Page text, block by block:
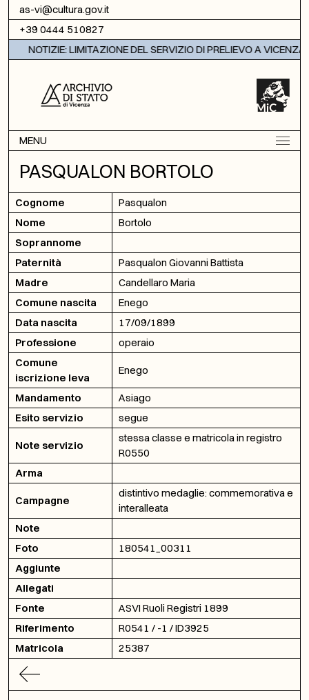
Vai al contenuto
as-vi@cultura.gov.it
+39 0444 510827
NOTIZIE: LIMITAZIONE DEL SERVIZIO DI PRELIEVO A VICENZA
MENU
PASQUALON BORTOLO
Cognome
Pasqualon
Nome
Bortolo
Soprannome
Paternità
Pasqualon Giovanni Battista
Madre
Candellaro Maria
Comune nascita
Enego
Data nascita
17/09/1899
Professione
operaio
Comune
iscrizione leva
Enego
Mandamento
Asiago
Esito servizio
segue
Note servizio
stessa classe e matricola in registro
R0550
Arma
Campagne
distintivo medaglie: commemorativa e
interalleata
Note
Foto
180541_00311
Aggiunte
Allegati
Fonte
ASVI Ruoli Registri 1899
Riferimento
R0541 / -1 / ID3925
Matricola
25387